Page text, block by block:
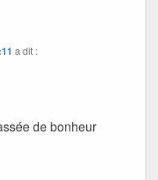
a dit :
de bonheur